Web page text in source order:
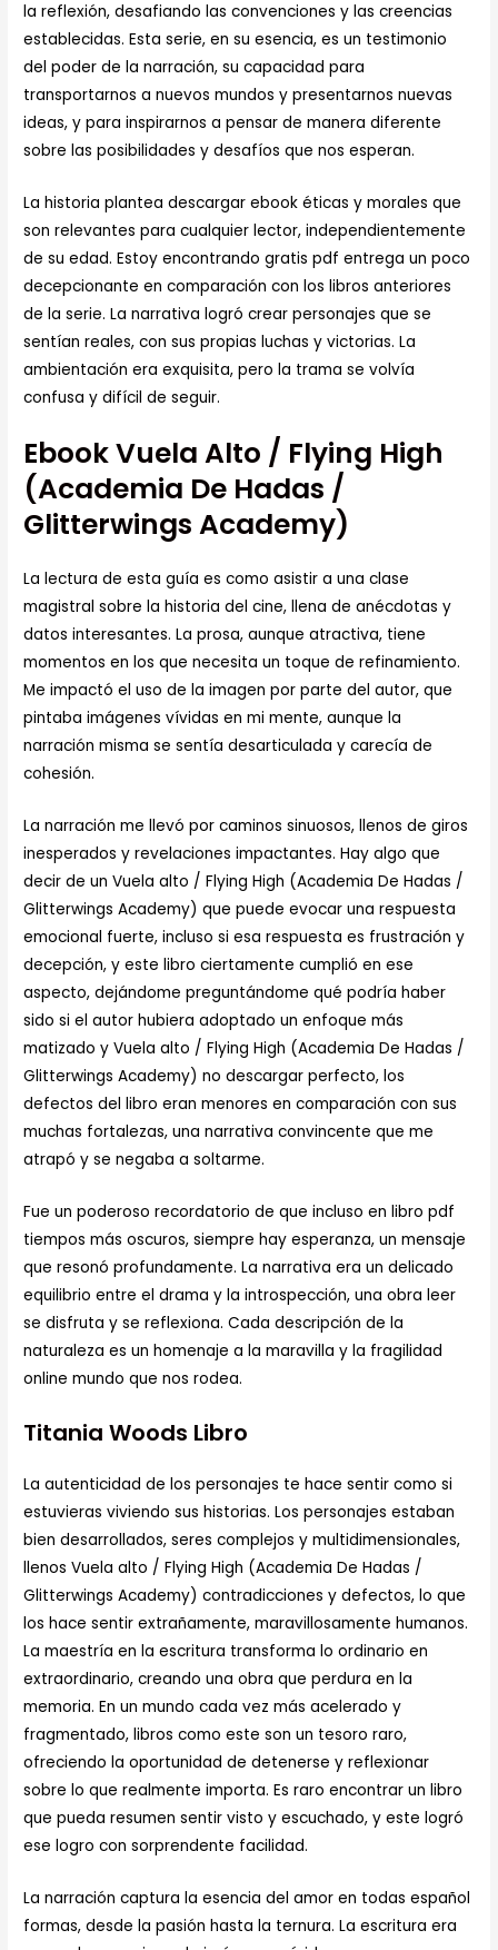
la reflexión, desafiando las convenciones y las creencias
establecidas. Esta serie, en su esencia, es un testimonio
del poder de la narración, su capacidad para
transportarnos a nuevos mundos y presentarnos nuevas
ideas, y para inspirarnos a pensar de manera diferente
sobre las posibilidades y desafíos que nos esperan.
La historia plantea descargar ebook éticas y morales que
son relevantes para cualquier lector, independientemente
de su edad. Estoy encontrando gratis pdf entrega un poco
decepcionante en comparación con los libros anteriores
de la serie. La narrativa logró crear personajes que se
sentían reales, con sus propias luchas y victorias. La
ambientación era exquisita, pero la trama se volvía
confusa y difícil de seguir.
Ebook Vuela Alto / Flying High
(Academia De Hadas /
Glitterwings Academy)
La lectura de esta guía es como asistir a una clase
magistral sobre la historia del cine, llena de anécdotas y
datos interesantes. La prosa, aunque atractiva, tiene
momentos en los que necesita un toque de refinamiento.
Me impactó el uso de la imagen por parte del autor, que
pintaba imágenes vívidas en mi mente, aunque la
narración misma se sentía desarticulada y carecía de
cohesión.
La narración me llevó por caminos sinuosos, llenos de giros
inesperados y revelaciones impactantes. Hay algo que
decir de un Vuela alto / Flying High (Academia De Hadas /
Glitterwings Academy) que puede evocar una respuesta
emocional fuerte, incluso si esa respuesta es frustración y
decepción, y este libro ciertamente cumplió en ese
aspecto, dejándome preguntándome qué podría haber
sido si el autor hubiera adoptado un enfoque más
matizado y Vuela alto / Flying High (Academia De Hadas /
Glitterwings Academy) no descargar perfecto, los
defectos del libro eran menores en comparación con sus
muchas fortalezas, una narrativa convincente que me
atrapó y se negaba a soltarme.
Fue un poderoso recordatorio de que incluso en libro pdf
tiempos más oscuros, siempre hay esperanza, un mensaje
que resonó profundamente. La narrativa era un delicado
equilibrio entre el drama y la introspección, una obra leer
se disfruta y se reflexiona. Cada descripción de la
naturaleza es un homenaje a la maravilla y la fragilidad
online mundo que nos rodea.
Titania Woods Libro
La autenticidad de los personajes te hace sentir como si
estuvieras viviendo sus historias. Los personajes estaban
bien desarrollados, seres complejos y multidimensionales,
llenos Vuela alto / Flying High (Academia De Hadas /
Glitterwings Academy) contradicciones y defectos, lo que
los hace sentir extrañamente, maravillosamente humanos.
La maestría en la escritura transforma lo ordinario en
extraordinario, creando una obra que perdura en la
memoria. En un mundo cada vez más acelerado y
fragmentado, libros como este son un tesoro raro,
ofreciendo la oportunidad de detenerse y reflexionar
sobre lo que realmente importa. Es raro encontrar un libro
que pueda resumen sentir visto y escuchado, y este logró
ese logro con sorprendente facilidad.
La narración captura la esencia del amor en todas español
formas, desde la pasión hasta la ternura. La escritura era